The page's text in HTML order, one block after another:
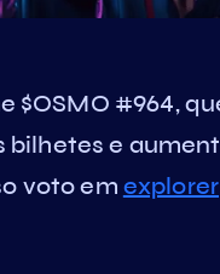
$OSMO #964,
bilhetes e
voto em explorer